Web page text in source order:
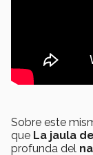
Sobre este
que La jaula
profunda del